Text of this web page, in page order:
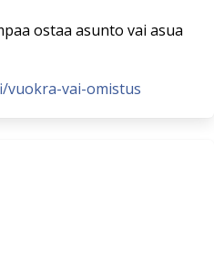
ostaa asunto vai asua
vai-omistus